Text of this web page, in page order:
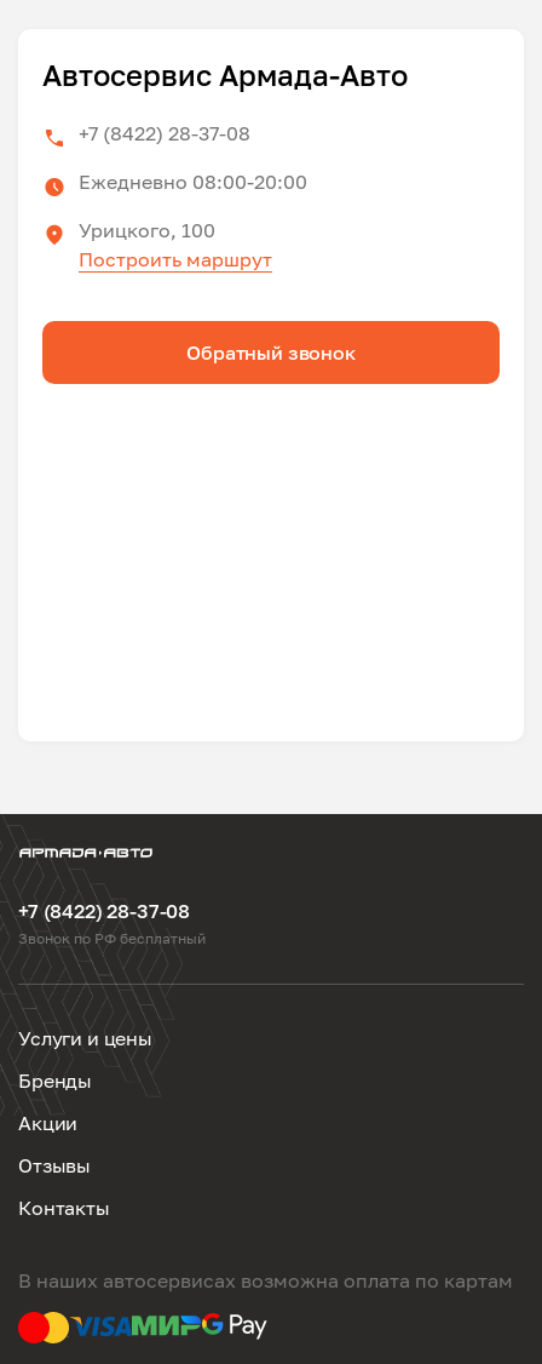
Автосервис Армада-Авто
+7 (8422) 28-37-08
Ежедневно 08:00-20:00
Урицкого, 100
Построить маршрут
Обратный звонок
+7 (8422) 28-37-08
Звонок по РФ бесплатный
Услуги и цены
Бренды
Акции
Отзывы
Контакты
В наших автосервисах возможна оплата по картам